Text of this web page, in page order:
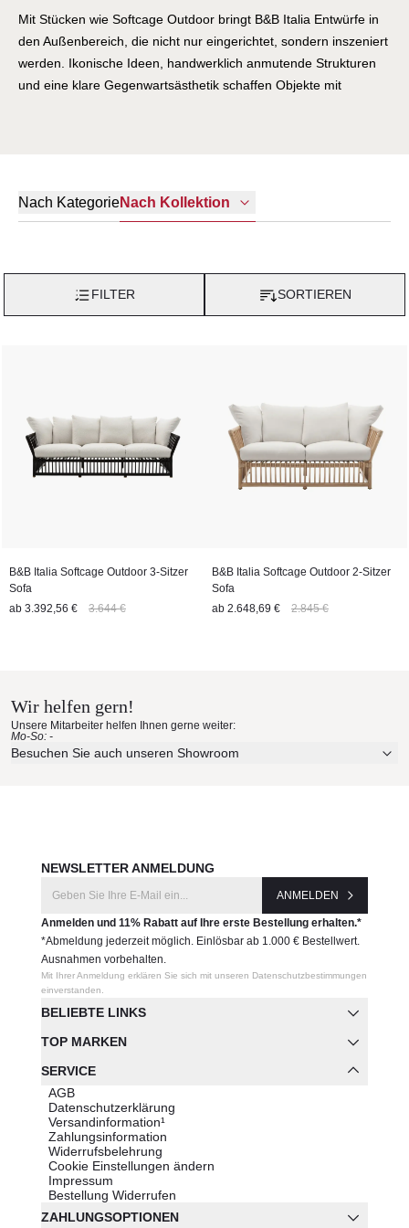
Mit Stücken wie Softcage Outdoor bringt B&B Italia Entwürfe in
den Außenbereich, die nicht nur eingerichtet, sondern inszeniert
werden. Ikonische Ideen, handwerklich anmutende Strukturen
und eine klare Gegenwartsästhetik schaffen Objekte mit
Nach KategorieNach Kollektion
FILTER SORTIEREN
B&B Italia Softcage Outdoor 3-Sitzer
Sofa
ab 3.392,56 € 3.644 €
B&B Italia Softcage Outdoor 2-Sitzer
Sofa
ab 2.648,69 € 2.845 €
Wir helfen gern!
Unsere Mitarbeiter helfen Ihnen gerne weiter:
Mo-So: -
Besuchen Sie auch unseren Showroom
BELIEBTE LINKS
TOP MARKEN
SERVICE
AGB
Datenschutzerklärung
Versandinformation¹
Zahlungsinformation
Widerrufsbelehrung
Cookie Einstellungen ändern
Impressum
Bestellung Widerrufen
NEWSLETTER ANMELDUNG
ANMELDEN
Anmelden und 11% Rabatt auf Ihre erste Bestellung erhalten.*
*Abmeldung jederzeit möglich. Einlösbar ab 1.000 € Bestellwert.
Ausnahmen vorbehalten.
Mit Ihrer Anmeldung erklären Sie sich mit unseren Datenschutzbestimmungen
einverstanden.
ZAHLUNGSOPTIONEN